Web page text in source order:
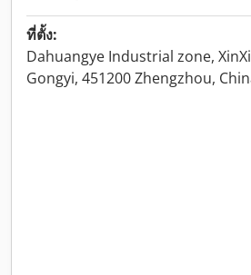
ที่ตั้ง:
Dahuangye Industrial zone,
Gongyi, 451200 Zhengzhou,